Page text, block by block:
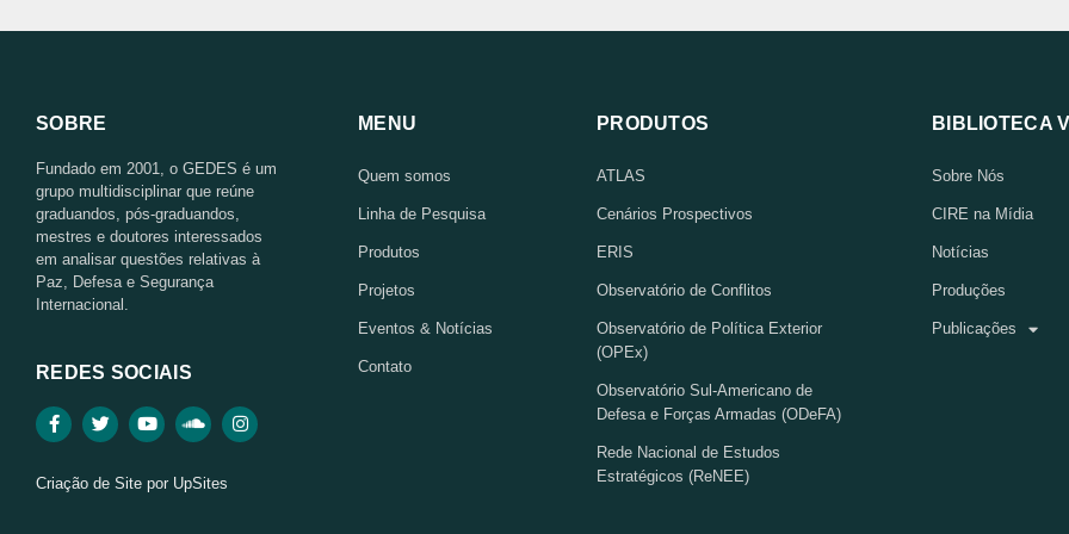
SOBRE
Fundado em 2001, o GEDES é um
grupo multidisciplinar que reúne
graduandos, pós-graduandos,
mestres e doutores interessados
em analisar questões relativas à
Paz, Defesa e Segurança
Internacional.
REDES SOCIAIS
Criação de Site por UpSites
MENU
Quem somos
Linha de Pesquisa
Produtos
Projetos
Eventos & Notícias
Contato
PRODUTOS
ATLAS
Cenários Prospectivos
ERIS
Observatório de Conflitos
Observatório de Política Exterior
(OPEx)
Observatório Sul-Americano de
Defesa e Forças Armadas (ODeFA)
Rede Nacional de Estudos
Estratégicos (ReNEE)
BIBLIOTECA
Sobre Nós
CIRE na Mídia
Notícias
Produções
Publicações